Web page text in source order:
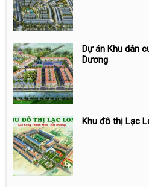
Dự án Khu dân
Dương
Khu đô thị Lạc